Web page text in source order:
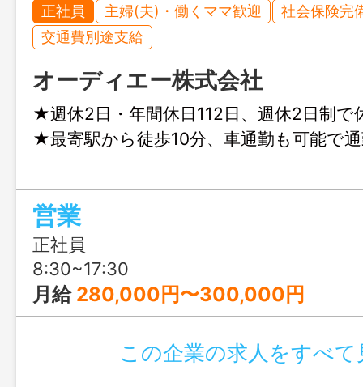
正社員 主婦(夫)・働くママ歓迎
社会保険完
交通費別途支給
オーディエー株式会社
★週休2日・年間休日112日、週休2日制で
★最寄駅から徒歩10分、車通勤も可能で
営業
正社員
8:30~17:30
月給 280,000円〜300,000円
この企業の求人をすべて